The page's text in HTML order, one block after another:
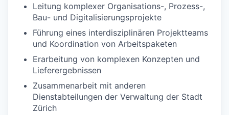
Leitung komplexer Organisations-, Prozess-,
Bau- und Digitalisierungsprojekte
Führung eines interdisziplinären Projektteams
und Koordination von Arbeitspaketen
Erarbeitung von komplexen Konzepten und
Lieferergebnissen
Zusammenarbeit mit anderen
Dienstabteilungen der Verwaltung der Stadt
Zürich